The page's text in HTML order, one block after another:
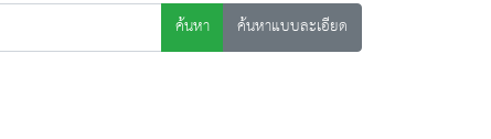
ค้นหา
ค้นหาแบบละเอียด